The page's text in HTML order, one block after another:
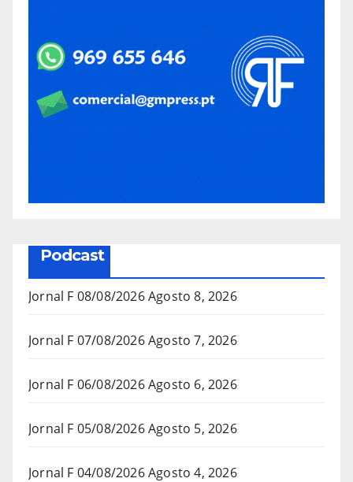
Podcast
Jornal F 08/08/2026Agosto 8, 2026
Jornal F 07/08/2026Agosto 7, 2026
Jornal F 06/08/2026Agosto 6, 2026
Jornal F 05/08/2026Agosto 5, 2026
Jornal F 04/08/2026Agosto 4, 2026